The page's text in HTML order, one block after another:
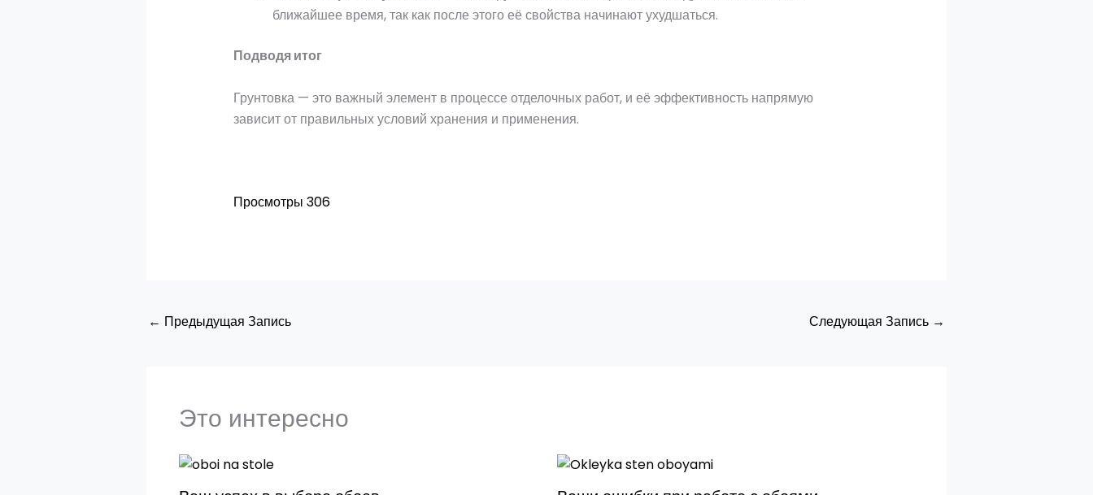
ближайшее время, так как после этого её свойства начинают ухудшаться.
Подводя итог
Грунтовка — это важный элемент в процессе отделочных работ, и её эффективность напрямую
зависит от правильных условий хранения и применения.
Просмотры 306
← Предыдущая Запись Следующая Запись →
Это интересно